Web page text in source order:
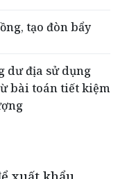
dư địa sử dụng
bài toán tiết kiệm
xuất khẩu